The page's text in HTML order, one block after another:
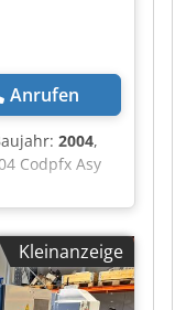
Anrufen
2004,
Codpfx Asy
Kleinanzeige